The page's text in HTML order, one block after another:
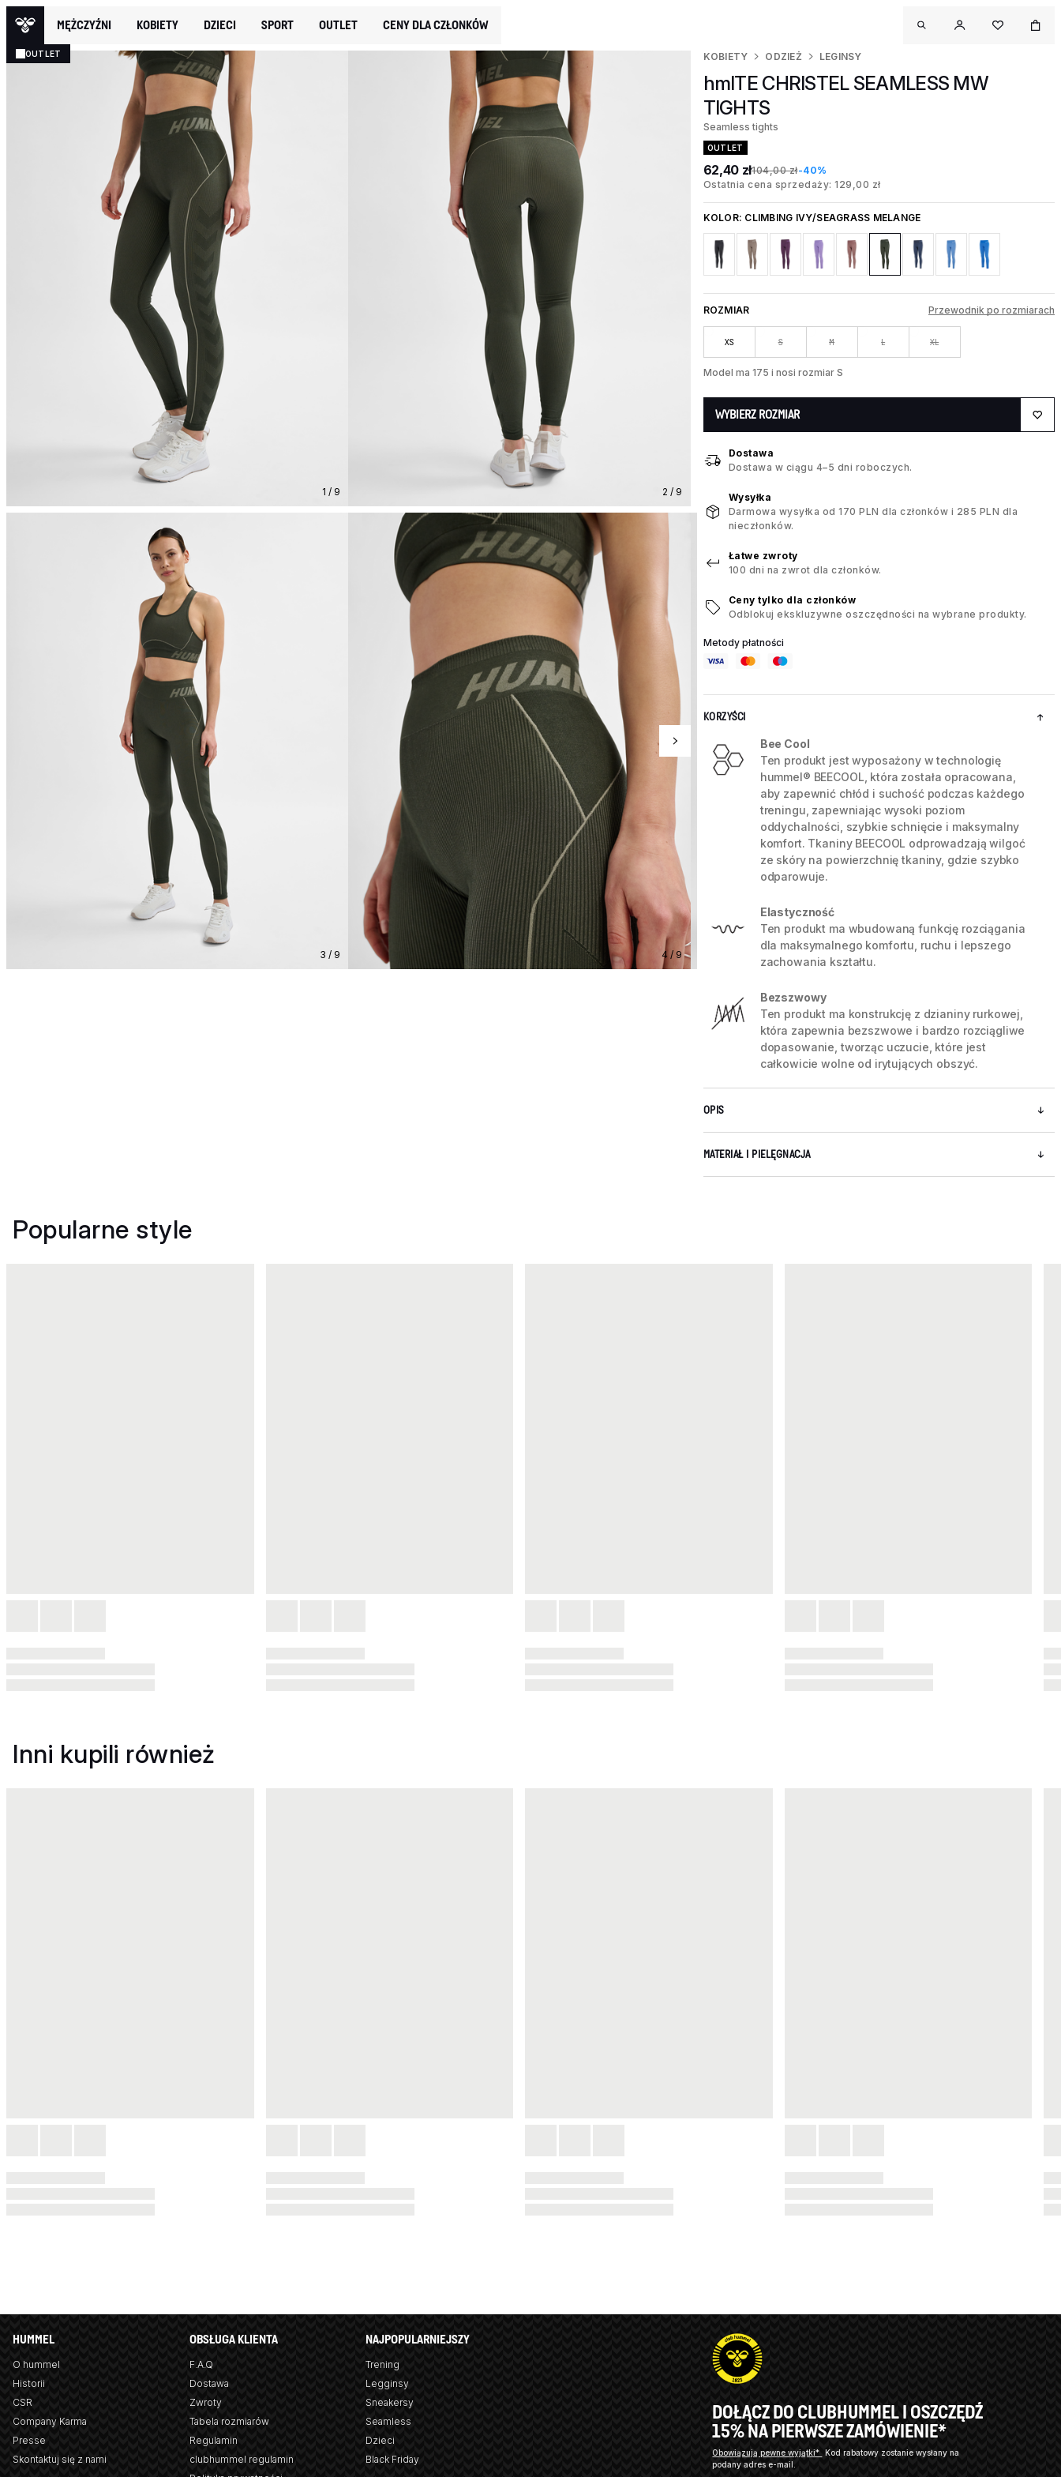
MĘŻCZYŹNI KOBIETY DZIECI SPORT OUTLET CENY DLA CZŁONKÓW
OUTLET
1 / 9 2 / 9
3 / 9 4 / 9
KOBIETY ODZIEŻ LEGINSY
hmlTE CHRISTEL SEAMLESS MW
TIGHTS
Seamless tights
OUTLET
62,40 zł104,00 zł-40%
Ostatnia cena sprzedaży: 129,00 zł
KOLOR: CLIMBING IVY/SEAGRASS MELANGE
ROZMIAR Przewodnik po rozmiarach
XS S M L XL
Model ma 175 i nosi rozmiar S
WYBIERZ ROZMIAR
Dostawa
Dostawa w ciągu 4–5 dni roboczych.
Wysyłka
Darmowa wysyłka od 170 PLN dla członków i 285 PLN dla
nieczłonków.
Łatwe zwroty
100 dni na zwrot dla członków.
Ceny tylko dla członków
Odblokuj ekskluzywne oszczędności na wybrane produkty.
Metody płatności
KORZYŚCI
Bee Cool
Ten produkt jest wyposażony w technologię
hummel® BEECOOL, która została opracowana,
aby zapewnić chłód i suchość podczas każdego
treningu, zapewniając wysoki poziom
oddychalności, szybkie schnięcie i maksymalny
komfort. Tkaniny BEECOOL odprowadzają wilgoć
ze skóry na powierzchnię tkaniny, gdzie szybko
odparowuje.
Elastyczność
Ten produkt ma wbudowaną funkcję rozciągania
dla maksymalnego komfortu, ruchu i lepszego
zachowania kształtu.
Bezszwowy
Ten produkt ma konstrukcję z dzianiny rurkowej,
która zapewnia bezszwowe i bardzo rozciągliwe
dopasowanie, tworząc uczucie, które jest
całkowicie wolne od irytujących obszyć.
OPIS
MATERIAŁ I PIELĘGNACJA
Popularne style
Inni kupili również
HUMMEL
O hummel
Historii
CSR
Company Karma
Presse
Skontaktuj się z nami
OBSŁUGA KLIENTA
F.A.Q
Dostawa
Zwroty
Tabela rozmiarów
Regulamin
clubhummel regulamin
NAJPOPULARNIEJSZY
Trening
Legginsy
Sneakersy
Seamless
Dzieci
Black Friday
DOŁĄCZ DO CLUBHUMMEL I OSZCZĘDŹ
15% NA PIERWSZE ZAMÓWIENIE*
Obowiązują pewne wyjątki*
Kod rabatowy zostanie wysłany na
podany adres e-mail.